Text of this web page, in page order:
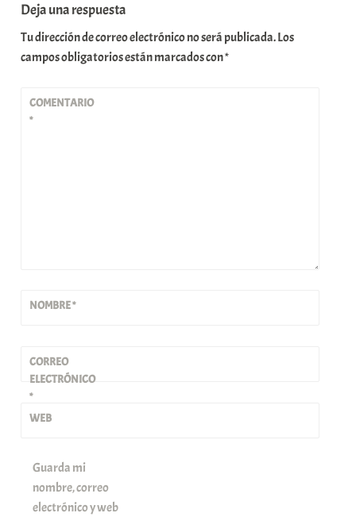
Deja una respuesta
Tu dirección de correo electrónico no será publicada.Los
campos obligatorios están marcados con*
COMENTARIO
*
NOMBRE*
CORREO
ELECTRÓNICO
*
WEB
Guarda mi
nombre, correo
electrónico y web